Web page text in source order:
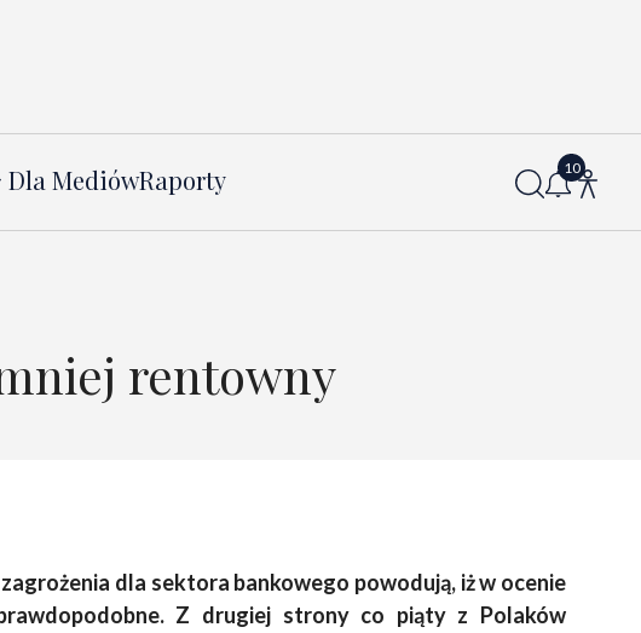
Dla MediówRaporty
rentowny
dla sektora bankowego powodują, iż w ocenie
Z drugiej strony co piąty z Polaków